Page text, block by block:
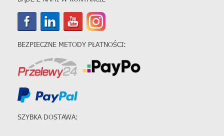
BEZPIECZNE METODY PŁATNOŚCI:
SZYBKA DOSTAWA: